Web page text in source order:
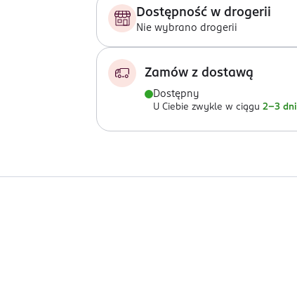
Dostępność w drogerii
Nie wybrano drogerii
Zamów z dostawą
Dostępny
U Ciebie zwykle w ciągu 2-3 dni